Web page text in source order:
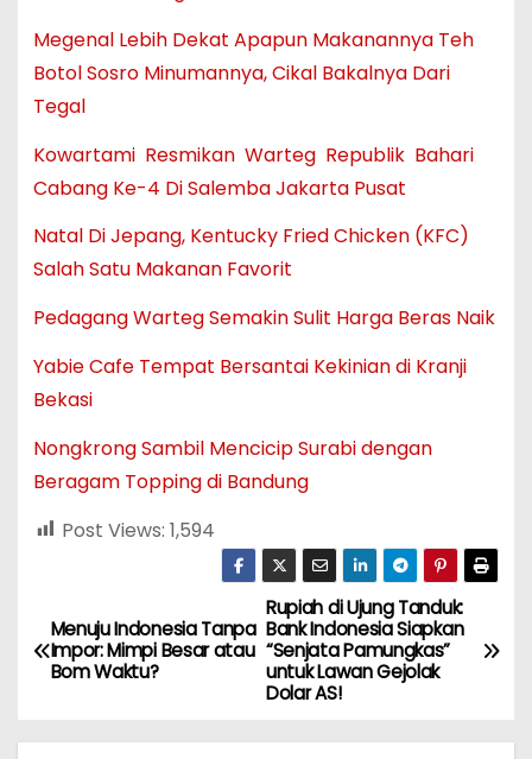
Megenal Lebih Dekat Apapun Makanannya Teh
Botol Sosro Minumannya, Cikal Bakalnya Dari
Tegal
Kowartami Resmikan Warteg Republik Bahari
Cabang Ke-4 Di Salemba Jakarta Pusat
Natal Di Jepang, Kentucky Fried Chicken (KFC)
Salah Satu Makanan Favorit
Pedagang Warteg Semakin Sulit Harga Beras Naik
Yabie Cafe Tempat Bersantai Kekinian di Kranji
Bekasi
Nongkrong Sambil Mencicip Surabi dengan
Beragam Topping di Bandung
Post Views: 1,594
N
a
Rupiah di Ujung Tanduk:
Bank Indonesia Siapkan
“Senjata Pamungkas”
untuk Lawan Gejolak
Dolar AS!
Menuju Indonesia Tanpa
Impor: Mimpi Besar atau
Bom Waktu?